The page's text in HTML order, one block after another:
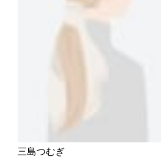
三島つむぎ